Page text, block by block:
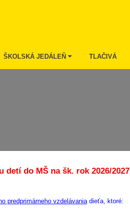
ŠKOLSKÁ JEDÁLEŇ TLAČIVÁ
do MŠ na šk. rok 2026/2027
predprimárneho vzdelávaniadieťa, ktoré: